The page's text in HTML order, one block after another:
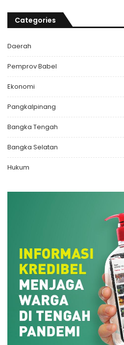
Categories
Daerah
Pemprov Babel
Ekonomi
Pangkalpinang
Bangka Tengah
Bangka Selatan
Hukum